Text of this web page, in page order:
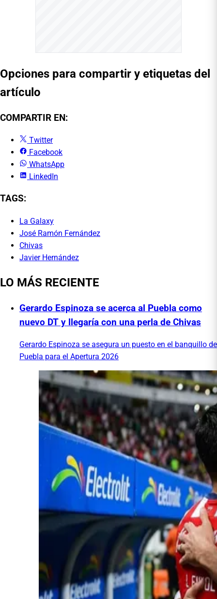
Opciones para compartir y etiquetas del
artículo
COMPARTIR EN:
Twitter
Facebook
WhatsApp
LinkedIn
TAGS:
La Galaxy
José Ramón Fernández
Chivas
Javier Hernández
LO MÁS RECIENTE
Gerardo Espinoza se acerca al Puebla como
nuevo DT y llegaría con una perla de Chivas
Gerardo Espinoza se asegura un puesto en el banquillo de
Puebla para el Apertura 2026